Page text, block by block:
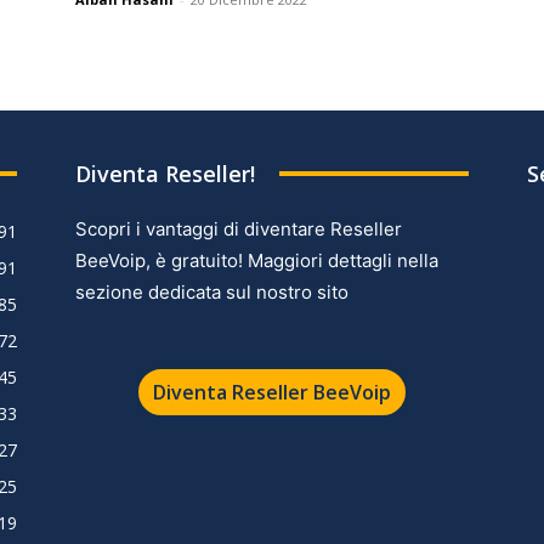
Diventa Reseller!
Scopri i vantaggi di diventare Reseller
BeeVoip, è gratuito! Maggiori dettagli nella
sezione dedicata sul nostro sito
Diventa Reseller BeeVoip